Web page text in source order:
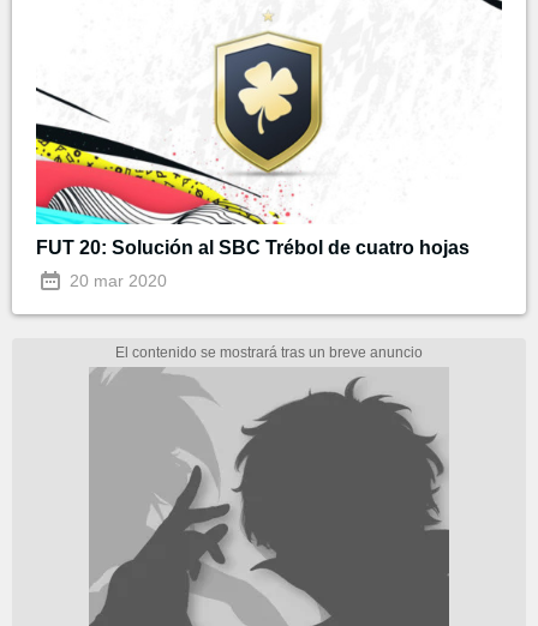
FUT 20: Solución al SBC Trébol de cuatro hojas
20 mar 2020